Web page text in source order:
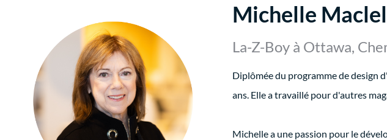
Michelle
La-Z-Boy à Ottawa,
Diplômée du programme de design
ans. Elle a travaillé pour d'autres
Michelle a une passion pour le